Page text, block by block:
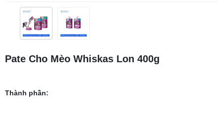
Pate Cho Mèo Whiskas Lon 400g
Thành phần: